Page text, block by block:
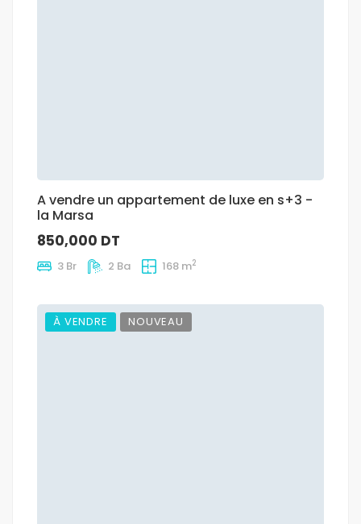
A vendre un appartement de luxe en s+3 -
la Marsa
850,000 DT
3 Br 2 Ba 168 m2
À VENDRE NOUVEAU